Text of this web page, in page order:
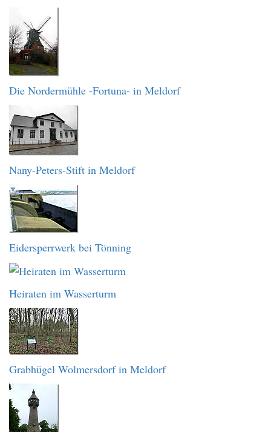
Die Nordermühle -Fortuna- in Meldorf
Nany-Peters-Stift in Meldorf
Eidersperrwerk bei Tönning
Heiraten im Wasserturm
Grabhügel Wolmersdorf in Meldorf